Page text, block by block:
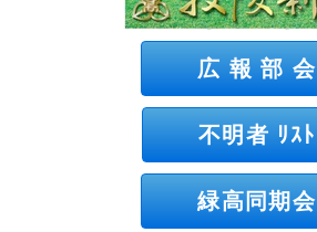
広 報 部 会
不明者 ﾘｽﾄ
緑高同期会